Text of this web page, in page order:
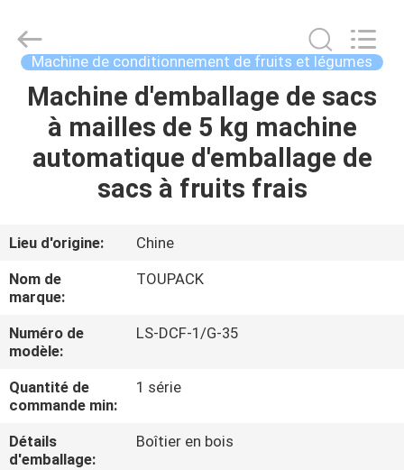
MAISON
PRODUITS
PROPOS
DE
NOUS
VISITE
D'USINE
CONTRÔLE
EQUIPMENT
Reserved.
Machine de conditionnement de fruits et légumes
Machine d'emballage de sacs
à mailles de 5 kg machine
automatique d'emballage de
sacs à fruits frais
Lieu d'origine:
Chine
Nom de
marque:
TOUPACK
Numéro de
modèle:
LS-DCF-1/G-35
Quantité de
commande min:
1 série
Détails
d'emballage:
Boîtier en bois